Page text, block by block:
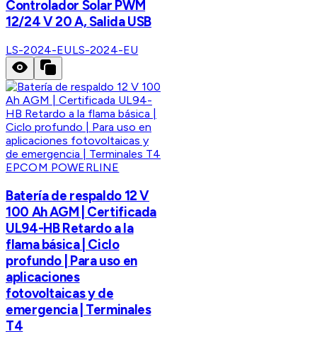
Controlador Solar PWM
12/24 V 20 A, Salida USB
LS-2024-EULS-2024-EU
EPCOM POWERLINE
Batería de respaldo 12 V
100 Ah AGM | Certificada
UL94-HB Retardo a la
flama básica | Ciclo
profundo | Para uso en
aplicaciones
fotovoltaicas y de
emergencia | Terminales
T4